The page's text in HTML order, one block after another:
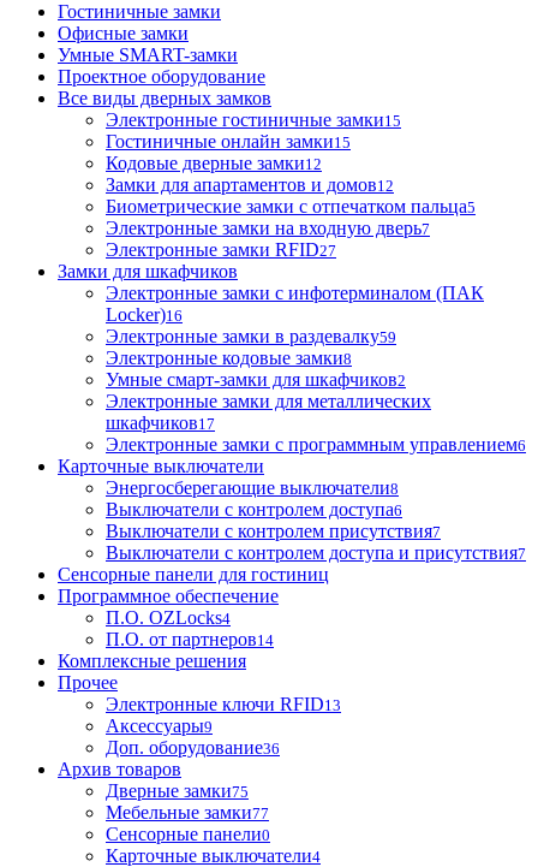
Гостиничные замки
Офисные замки
Умные SMART-замки
Проектное оборудование
Все виды дверных замков
Электронные гостиничные замки15
Гостиничные онлайн замки15
Кодовые дверные замки12
Замки для апартаментов и домов12
Биометрические замки с отпечатком пальца5
Электронные замки на входную дверь7
Электронные замки RFID27
Замки для шкафчиков
Электронные замки с инфотерминалом (ПАК
Locker)16
Электронные замки в раздевалку59
Электронные кодовые замки8
Умные смарт-замки для шкафчиков2
Электронные замки для металлических
шкафчиков17
Электронные замки с программным управлением6
Карточные выключатели
Энергосберегающие выключатели8
Выключатели с контролем доступа6
Выключатели с контролем присутствия7
Выключатели с контролем доступа и присутствия7
Сенсорные панели для гостиниц
Программное обеспечение
П.О. OZLocks4
П.О. от партнеров14
Комплексные решения
Прочее
Электронные ключи RFID13
Аксессуары9
Доп. оборудование36
Архив товаров
Дверные замки75
Мебельные замки77
Сенсорные панели0
Карточные выключатели4